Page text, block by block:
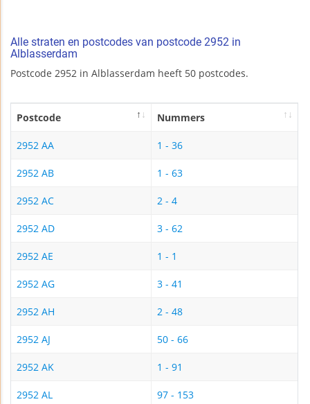
Alle straten en postcodes van postcode 2952 in
Alblasserdam
Postcode 2952 in Alblasserdam heeft 50 postcodes.
Postcode Nummers
2952 AA 1 - 36
2952 AB 1 - 63
2952 AC 2 - 4
2952 AD 3 - 62
2952 AE 1 - 1
2952 AG 3 - 41
2952 AH 2 - 48
2952 AJ 50 - 66
2952 AK 1 - 91
2952 AL 97 - 153